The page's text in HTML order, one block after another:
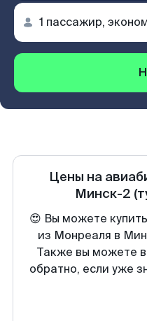
Цены на
Минск-2
😍 Вы можете
из Монреаля в
Также вы можете
обратно, если уже